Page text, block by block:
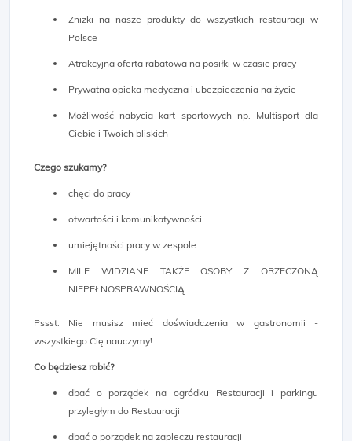
Zniżki na nasze produkty do wszystkich restauracji w
Polsce
Atrakcyjna oferta rabatowa na posiłki w czasie pracy
Prywatna opieka medyczna i ubezpieczenia na życie
Możliwość nabycia kart sportowych np. Multisport dla
Ciebie i Twoich bliskich
Czego szukamy?
chęci do pracy
otwartości i komunikatywności
umiejętności pracy w zespole
MILE WIDZIANE TAKŻE OSOBY Z ORZECZONĄ
NIEPEŁNOSPRAWNOŚCIĄ
Pssst: Nie musisz mieć doświadczenia w gastronomii -
wszystkiego Cię nauczymy!
Co będziesz robić?
dbać o porządek na ogródku Restauracji i parkingu
przyległym do Restauracji
dbać o porządek na zapleczu restauracji